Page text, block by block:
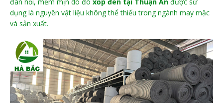
dụng là nguyên vật liệu không thể thiếu trong ngành may mặc
và sản xuất.